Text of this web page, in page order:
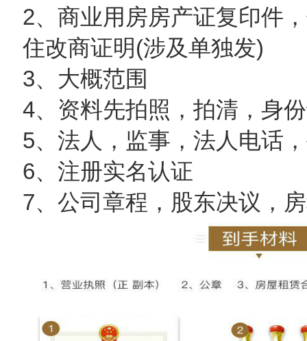
2、商业用房房产证复印件
住改商证明(涉及单独发)
3、大概范围
4、资料先拍照，拍清，身
5、法人，监事，法人电话
6、注册实名认证
7、公司章程，股东决议，